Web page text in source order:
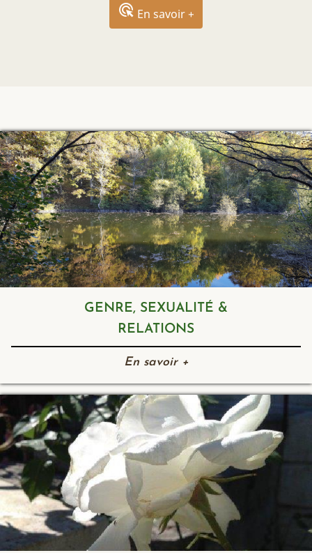
ads_click En savoir +
GENRE, SEXUALITÉ &
RELATIONS
En savoir +